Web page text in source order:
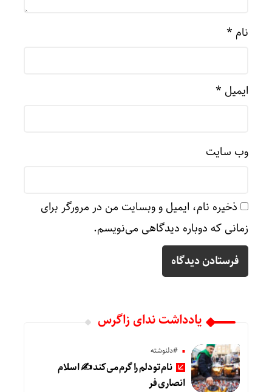
نام *
ایمیل *
وب‌ سایت
ذخیره نام، ایمیل و وبسایت من در مرورگر برای
زمانی که دوباره دیدگاهی می‌نویسم.
یادداشت ندای زاگرس
#دلنوشته
نام تو دلم را گرم می‌کند ✍️ اسلام
انصاری فر